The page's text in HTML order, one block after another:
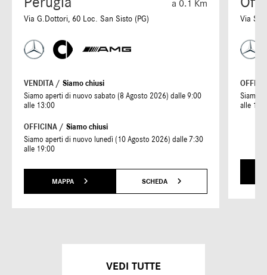
a 0.1 Km
Via G.Dottori, 60 Loc. San Sisto (PG)
VENDITA / Siamo chiusi
Siamo aperti di nuovo sabato (8 Agosto 2026) dalle 9:00
alle 13:00
OFFICINA / Siamo chiusi
Siamo aperti di nuovo lunedì (10 Agosto 2026) dalle 7:30
alle 19:00
MAPPA SCHEDA
Via S.
Siamo
alle
VEDI TUTTE